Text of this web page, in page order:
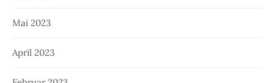
Mai 2023
April 2023